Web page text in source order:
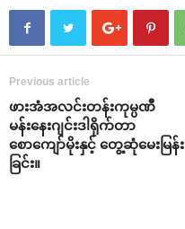
Previous article
ဖားအံအလင်းတန်းကုမ္ပဏီ
မန်း‌နေးဂျင်းဒါရိုက်တာ
‌စော‌ကျော်မိုးနှင့် ‌တွေ့ဆုံ‌မေးမြန်း
ခြင်း။